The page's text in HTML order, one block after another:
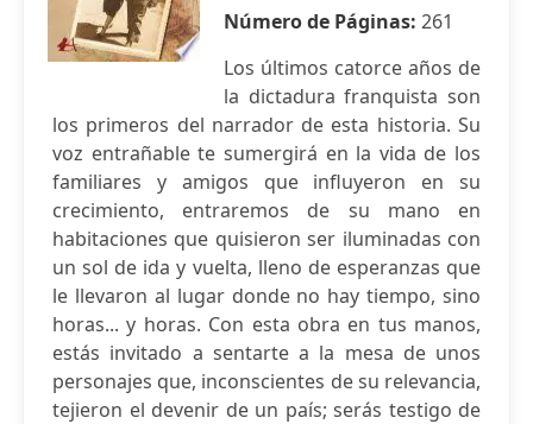
Número de Páginas: 261
Los últimos catorce años de
la dictadura franquista son
los primeros del narrador de esta historia. Su
voz entrañable te sumergirá en la vida de los
familiares y amigos que influyeron en su
crecimiento, entraremos de su mano en
habitaciones que quisieron ser iluminadas con
un sol de ida y vuelta, lleno de esperanzas que
le llevaron al lugar donde no hay tiempo, sino
horas... y horas. Con esta obra en tus manos,
estás invitado a sentarte a la mesa de unos
personajes que, inconscientes de su relevancia,
tejieron el devenir de un país; serás testigo de